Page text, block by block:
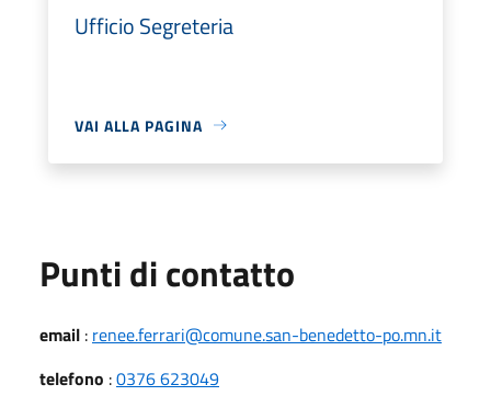
Ufficio Segreteria
VAI ALLA PAGINA
Punti di contatto
email : renee.ferrari@comune.san-benedetto-po.mn.it
telefono :0376 623049